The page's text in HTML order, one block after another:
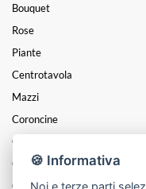
Bouquet
Rose
Piante
Centrotavola
Mazzi
Coroncine
Composizioni
Cesti
Cuori
🍪 Informativa
Noi e terze parti